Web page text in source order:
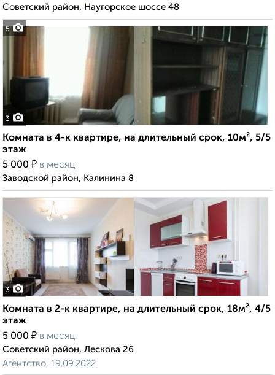
5
Советский район, Наугорское шоссе 48
3
Комната в 4-к квартире, на длительный срок, 10м², 5/5
этаж
5 000 ₽ в месяц
Заводской район, Калинина 8
3
Комната в 2-к квартире, на длительный срок, 18м², 4/5
этаж
5 000 ₽ в месяц
Советский район, Лескова 26
Агентство, 19.09.2022